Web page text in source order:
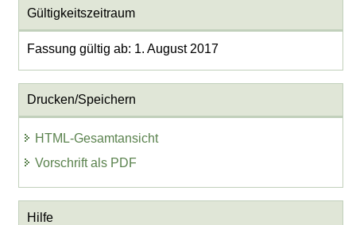
Gültigkeitszeitraum
Fassung gültig ab: 1. August 2017
Drucken/Speichern
HTML-Gesamtansicht
Vorschrift als PDF
Hilfe